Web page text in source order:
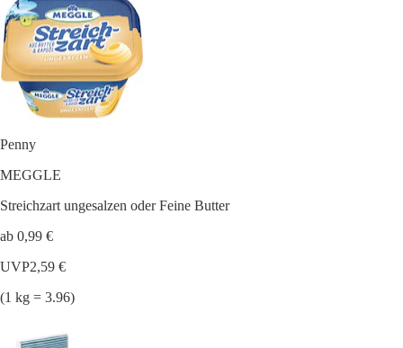
Penny
MEGGLE
Streichzart ungesalzen oder Feine Butter
ab 0,99 €
UVP2,59 €
(1 kg = 3.96)